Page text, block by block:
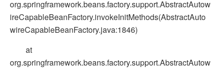
org.springframework.beans.factory.support.AbstractAutow
ireCapableBeanFactory.invokeInitMethods(AbstractAuto
wireCapableBeanFactory.java:1846)
at
org.springframework.beans.factory.support.AbstractAutow